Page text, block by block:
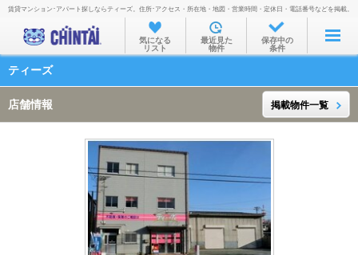
お部屋を探す
沿線・駅から
通勤通学時間から
物件特集から
不動産会社から
TOP
賃貸マンション･アパート探しならティーズ。住所･アクセス・所在地・地図・営業時間・定休日・電話番号などを掲載。
気になる
リスト
最近見た
物件
保存中の
条件
ティーズ
店舗情報 掲載物件一覧